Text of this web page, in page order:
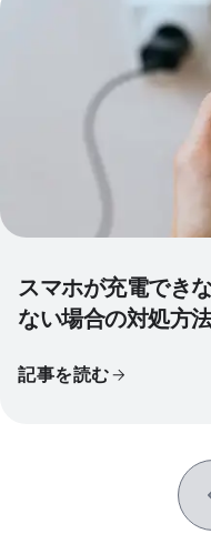
スマホが充電でき
ない場合の対処方
記事を読む